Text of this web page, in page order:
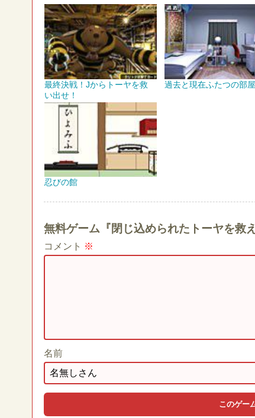
最終決戦！Jからトーヤを救
い出せ！
過去と現在ふたつの部屋
忍びの館
無料ゲーム『閉じ込められたトーヤを救
コメント ※
名前